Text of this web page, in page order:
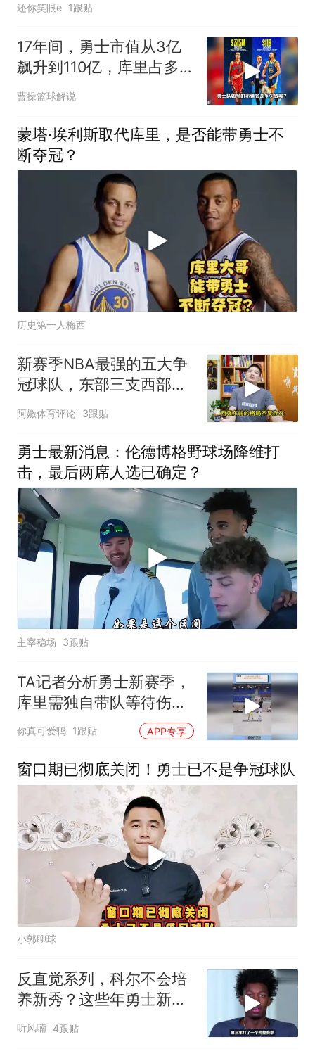
还你笑眼e 1跟贴
17年间，勇士市值从3亿
飙升到110亿，库里占多
少功劳
曹操篮球解说
蒙塔·埃利斯取代库里，是否能带勇士不
断夺冠？
历史第一人梅西
新赛季NBA最强的五大争
冠球队，东部三支西部两
支
阿嬍体育评论 3跟贴
勇士最新消息：伦德博格野球场降维打
击，最后两席人选已确定？
主宰稳场 3跟贴
TA记者分析勇士新赛季，
库里需独自带队等待伤员
复出！
你真可爱鸭 1跟贴 APP专享
窗口期已彻底关闭！勇士已不是争冠球队
小郭聊球
反直觉系列，科尔不会培
养新秀？这些年勇士新秀
都怎样了？
听风喃 4跟贴